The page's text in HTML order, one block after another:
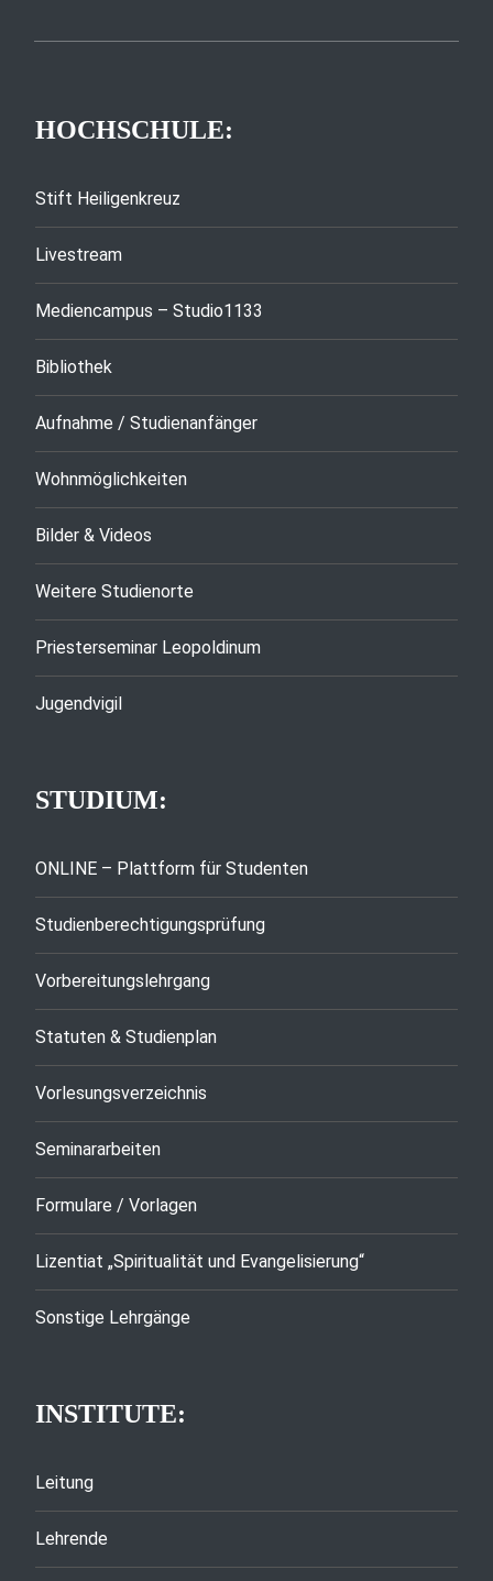
HOCHSCHULE:
Stift Heiligenkreuz
Livestream
Mediencampus – Studio1133
Bibliothek
Aufnahme / Studienanfänger
Wohnmöglichkeiten
Bilder & Videos
Weitere Studienorte
Priesterseminar Leopoldinum
Jugendvigil
STUDIUM:
ONLINE – Plattform für Studenten
Studienberechtigungsprüfung
Vorbereitungslehrgang
Statuten & Studienplan
Vorlesungsverzeichnis
Seminararbeiten
Formulare / Vorlagen
Lizentiat „Spiritualität und Evangelisierung“
Sonstige Lehrgänge
INSTITUTE:
Leitung
Lehrende